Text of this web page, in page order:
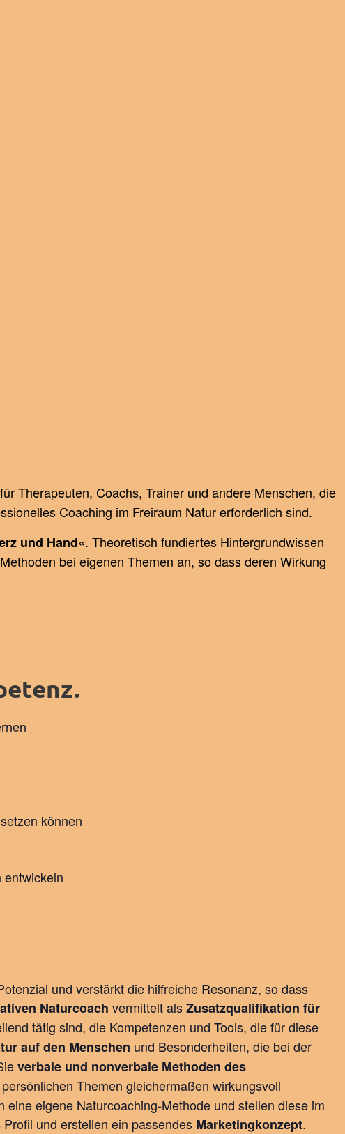
Therapeuten, Coachs, Trainer und andere Menschen, die
Coaching im Freiraum Natur erforderlich sind.
und Hand«. Theoretisch fundiertes Hintergrundwissen
bei eigenen Themen an, so dass deren Wirkung
können
entwickeln
und verstärkt die hilfreiche Resonanz, so dass
Naturcoach vermittelt alsZusatzqualifikation für
tätig sind, die Kompetenzen und Tools, die für diese
auf den Menschen und Besonderheiten, die bei der
verbale und nonverbale Methoden des
Themen gleichermaßen wirkungsvoll
eigene Naturcoaching-Methode und stellen diese im
und erstellen ein passendes Marketingkonzept.